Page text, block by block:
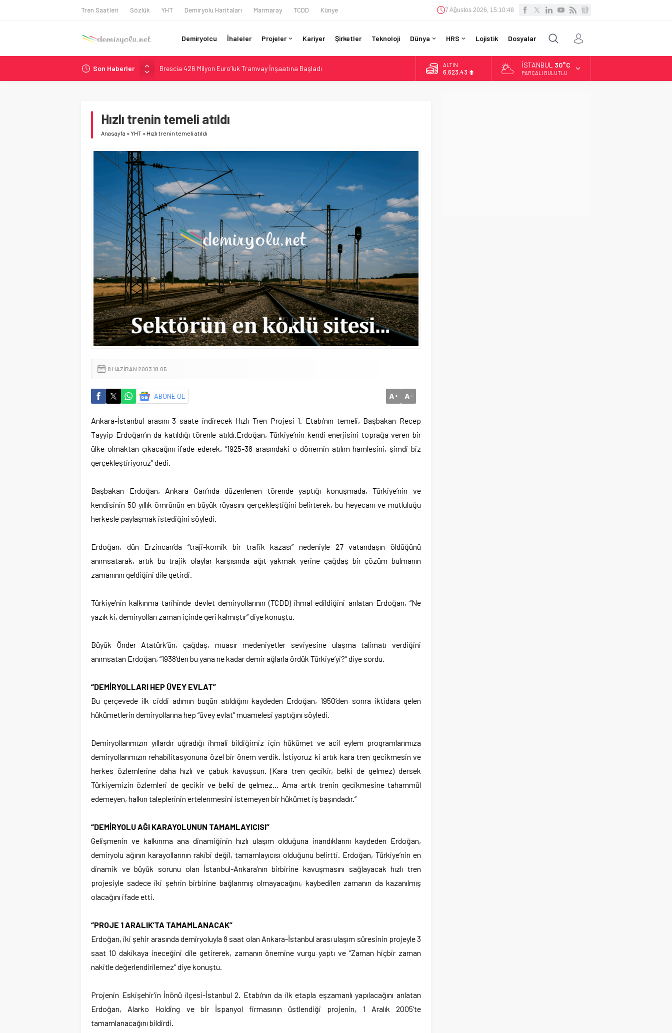
Tren Saatleri Sözlük YHT Demiryolu Haritaları Marmaray TCDD Künye 7 Ağustos 2026, 15:10:49
Demiryolcu İhaleler Projeler Kariyer Şirketler Teknoloji Dünya HRS Lojistik Dosyalar
Son Haberler
Brescia 426 Milyon Euro’luk Tramvay İnşaatına Başladı
Northern Railway Doğruladı: 308 Bin Rupiye Özel Vagonda Puja
NJ Transit’ten Tarihi Bütçe: 46 Yılın Rekoru Onaylandı
ALTIN
6.623,43
İSTANBUL 30°C
PARÇALI BULUTLU
Hızlı trenin temeli atıldı
Anasayfa »YHT » Hızlı trenin temeli atıldı
8 HAZIRAN 2003 18:05
ABONE OL A+ A-
Ankara-İstanbul arasını 3 saate indirecek Hızlı Tren Projesi 1. Etabı’nın temeli, Başbakan Recep
Tayyip Erdoğan’ın da katıldığı törenle atıldı.Erdoğan, Türkiye’nin kendi enerjisini toprağa veren bir
ülke olmaktan çıkacağını ifade ederek, “1925-38 arasındaki o dönemin atılım hamlesini, şimdi biz
gerçekleştiriyoruz” dedi.
Başbakan Erdoğan, Ankara Garı’nda düzenlenen törende yaptığı konuşmada, Türkiye’nin ve
kendisinin 50 yıllık ömrünün en büyük rüyasını gerçekleştiğini belirterek, bu heyecanı ve mutluluğu
herkesle paylaşmak istediğini söyledi.
Erdoğan, dün Erzincan’da “traji-komik bir trafik kazası” nedeniyle 27 vatandaşın öldüğünü
anımsatarak, artık bu trajik olaylar karşısında ağıt yakmak yerine çağdaş bir çözüm bulmanın
zamanının geldiğini dile getirdi.
Türkiye’nin kalkınma tarihinde devlet demiryollarının (TCDD) ihmal edildiğini anlatan Erdoğan, “Ne
yazık ki, demiryolları zaman içinde geri kalmıştır” diye konuştu.
Büyük Önder Atatürk’ün, çağdaş, muasır medeniyetler seviyesine ulaşma talimatı verdiğini
anımsatan Erdoğan, “1938’den bu yana ne kadar demir ağlarla ördük Türkiye’yi?” diye sordu.
“DEMİRYOLLARI HEP ÜVEY EVLAT”
Bu çerçevede ilk ciddi adımın bugün atıldığını kaydeden Erdoğan, 1950’den sonra iktidara gelen
hükümetlerin demiryollarına hep “üvey evlat” muamelesi yaptığını söyledi.
Demiryollarımızın yıllardır uğradığı ihmali bildiğimiz için hükümet ve acil eylem programlarımıza
demiryollarımızın rehabilitasyonuna özel bir önem verdik. İstiyoruz ki artık kara tren gecikmesin ve
herkes özlemlerine daha hızlı ve çabuk kavuşsun. (Kara tren gecikir, belki de gelmez) dersek
Türkiyemizin özlemleri de gecikir ve belki de gelmez… Ama artık trenin gecikmesine tahammül
edemeyen, halkın taleplerinin ertelenmesini istemeyen bir hükümet iş başındadır.”
“DEMİRYOLU AĞI KARAYOLUNUN TAMAMLAYICISI”
Gelişmenin ve kalkınma ana dinamiğinin hızlı ulaşım olduğuna inandıklarını kaydeden Erdoğan,
demiryolu ağının karayollarının rakibi değil, tamamlayıcısı olduğunu belirtti. Erdoğan, Türkiye’nin en
dinamik ve büyük sorunu olan İstanbul-Ankara’nın birbirine kavuşmasını sağlayacak hızlı tren
projesiyle sadece iki şehrin birbirine bağlanmış olmayacağını, kaybedilen zamanın da kazanılmış
olacağını ifade etti.
“PROJE 1 ARALIK’TA TAMAMLANACAK”
Erdoğan, iki şehir arasında demiryoluyla 8 saat olan Ankara-İstanbul arası ulaşım süresinin projeyle 3
saat 10 dakikaya ineceğini dile getirerek, zamanın önemine vurgu yaptı ve “Zaman hiçbir zaman
nakitle değerlendirilemez” diye konuştu.
Projenin Eskişehir’in İnönü ilçesi-İstanbul 2. Etabı’nın da ilk etapla eşzamanlı yapılacağını anlatan
Erdoğan, Alarko Holding ve bir İspanyol firmasının üstlendiği projenin, 1 Aralık 2005’te
tamamlanacağını bildirdi.